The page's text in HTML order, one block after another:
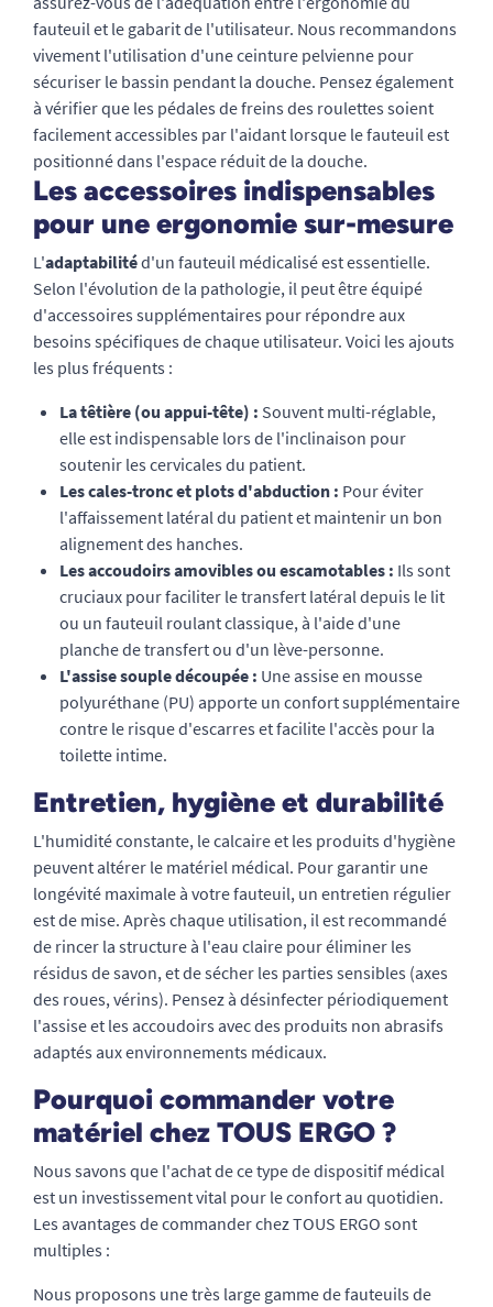
fauteuil et le gabarit de l'utilisateur. Nous recommandons
vivement l'utilisation d'une ceinture pelvienne pour
sécuriser le bassin pendant la douche. Pensez également
à vérifier que les pédales de freins des roulettes soient
facilement accessibles par l'aidant lorsque le fauteuil est
positionné dans l'espace réduit de la douche.
Les accessoires indispensables
pour une ergonomie sur-mesure
L'adaptabilitéd'un fauteuil médicalisé est essentielle.
Selon l'évolution de la pathologie, il peut être équipé
d'accessoires supplémentaires pour répondre aux
besoins spécifiques de chaque utilisateur. Voici les ajouts
les plus fréquents :
La têtière (ou appui-tête) : Souvent multi-réglable,
elle est indispensable lors de l'inclinaison pour
soutenir les cervicales du patient.
Les cales-tronc et plots d'abduction : Pour éviter
l'affaissement latéral du patient et maintenir un bon
alignement des hanches.
Les accoudoirs amovibles ou escamotables : Ils sont
cruciaux pour faciliter le transfert latéral depuis le lit
ou un fauteuil roulant classique, à l'aide d'une
planche de transfert ou d'un lève-personne.
L'assise souple découpée : Une assise en mousse
polyuréthane (PU) apporte un confort supplémentaire
contre le risque d'escarres et facilite l'accès pour la
toilette intime.
Entretien, hygiène et durabilité
L'humidité constante, le calcaire et les produits d'hygiène
peuvent altérer le matériel médical. Pour garantir une
longévité maximale à votre fauteuil, un entretien régulier
est de mise. Après chaque utilisation, il est recommandé
de rincer la structure à l'eau claire pour éliminer les
résidus de savon, et de sécher les parties sensibles (axes
des roues, vérins). Pensez à désinfecter périodiquement
l'assise et les accoudoirs avec des produits non abrasifs
adaptés aux environnements médicaux.
Pourquoi commander votre
matériel chez TOUS ERGO ?
Nous savons que l'achat de ce type de dispositif médical
est un investissement vital pour le confort au quotidien.
Les avantages de commander chez TOUS ERGO sont
multiples :
Nous proposons une très large gamme de fauteuils de